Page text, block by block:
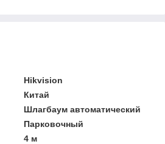
Hikvision
Китай
Шлагбаум автоматический
Парковочный
4 м